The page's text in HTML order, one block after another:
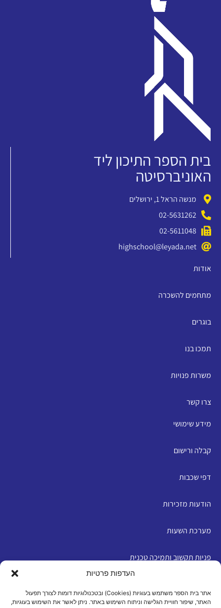
העדפות פרטיות
אתר בית הספר משתמש בעוגיות (Cookies) ובטכנולוגיות דומות לצורך תפעול
האתר, שיפור חוויית הגלישה וניתוח השימוש באתר. ניתן לאשר את השימוש בעוגיות,
בית הספר התיכון ליד
האוניברסיטה
מנשה הראל 1, ירושלים
02-5631262
02-5611048
highschool@leyada.net
אודות
מתחמים להשכרה
בוגרים
תמכו בנו
משרות פנויות
צרו קשר
מידע שימושי
קבלה ורישום
דפי שכבות
הודעות מזכירות
מערכת השעות
פניות תקשוב ותמיכה טכנית